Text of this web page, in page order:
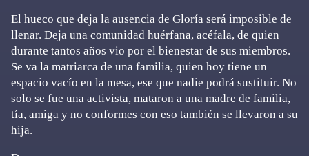
El hueco que deja la ausencia de Gloría será imposible de
llenar. Deja una comunidad huérfana, acéfala, de quien
durante tantos años vio por el bienestar de sus miembros.
Se va la matriarca de una familia, quien hoy tiene un
espacio vacío en la mesa, ese que nadie podrá sustituir. No
solo se fue una activista, mataron a una madre de familia,
tía, amiga y no conformes con eso también se llevaron a su
hija.